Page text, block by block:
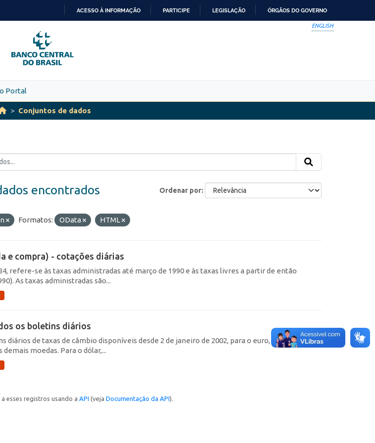
PARA
O
CONTEÚDO
ACESSO À INFORMAÇÃO PARTICIPE LEGISLAÇÃO ÓRGÃOS DO GOVERNO
ENGLISH
Portal
Conjuntos de dados
Ordenar por
encontrados
Formatos: OData HTML
e compra) - cotações diárias
refere-se às taxas administradas até março de 1990 e às taxas livres a partir de então
As taxas administradas são...
os boletins diários
diários de taxas de câmbio disponíveis desde 2 de janeiro de 2002, para o euro, e desde 28 de
moedas. Para o dólar,...
esses registros usando a API (veja Documentação da API).